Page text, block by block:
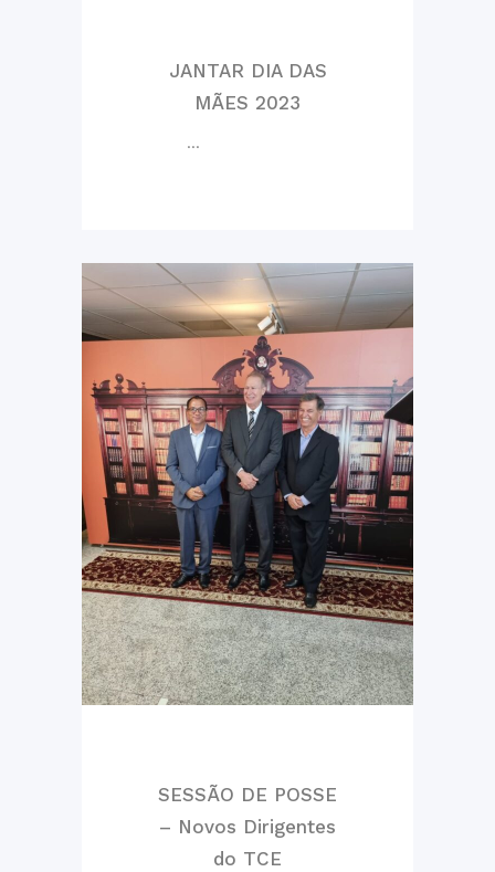
JANTAR DIA DAS
MÃES 2023
...
SESSÃO DE POSSE
– Novos Dirigentes
do TCE